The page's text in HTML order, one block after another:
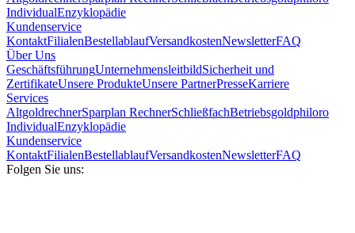
IndividualEnzyklopädie
Kundenservice
KontaktFilialenBestellablaufVersandkostenNewsletterFAQ
Über Uns
GeschäftsführungUnternehmensleitbildSicherheit und
ZertifikateUnsere ProdukteUnsere PartnerPresseKarriere
Services
AltgoldrechnerSparplan RechnerSchließfachBetriebsgoldphiloro
IndividualEnzyklopädie
Kundenservice
KontaktFilialenBestellablaufVersandkostenNewsletterFAQ
Folgen Sie uns: